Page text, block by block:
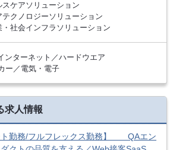
スケアソリューション
テクノロジーソリューション
・社会インフラソリューション
ンターネット／ハードウエア
ー／電気・電子
求人情報
ト勤務/フルフレックス勤務】 QAエン